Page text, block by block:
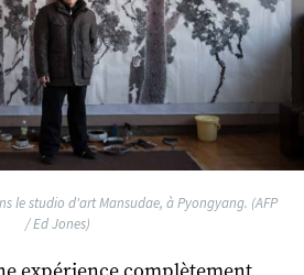
le studio d'art Mansudae, à Pyongyang. (AFP
/ Ed Jones)